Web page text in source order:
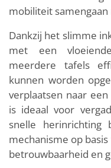
mobiliteit
Dankzij het slimme
met een
meerdere tafels
kunnen worden
verplaatsen naar
is ideaal voor
snelle herinrichting
mechanisme op
betrouwbaarheid en